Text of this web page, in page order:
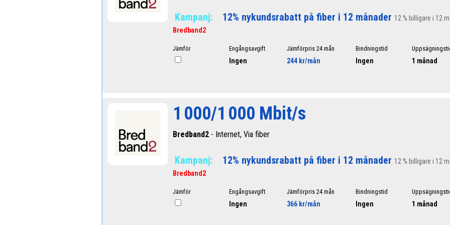
Kampanj: 12% nykundsrabatt på fiber i 12 månader 12 % billigare i 12
Bredband2
Jämför Engångsavgift
Ingen
Jämförpris 24 mån
244 kr/mån
Bindningstid
Ingen 1 månad
1 000/1 000 Mbit/s
Bredband2 - Internet, Via fiber
Kampanj: 12% nykundsrabatt på fiber i 12 månader 12 % billigare i 12
Bredband2
Jämför Engångsavgift
Ingen
Jämförpris 24 mån
366 kr/mån
Bindningstid
Ingen 1 månad